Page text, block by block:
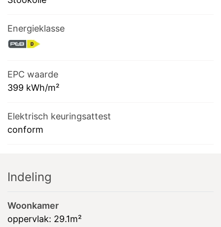
Energieklasse
EPC waarde
399 kWh/m²
Elektrisch keuringsattest
conform
Indeling
Woonkamer
oppervlak: 29.1m²